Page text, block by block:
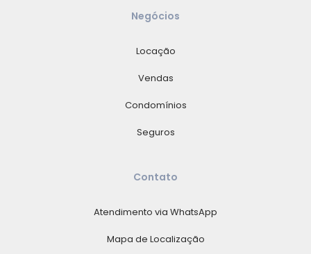
Negócios
Locação
Vendas
Condomínios
Seguros
Contato
Atendimento via WhatsApp
Mapa de Localização